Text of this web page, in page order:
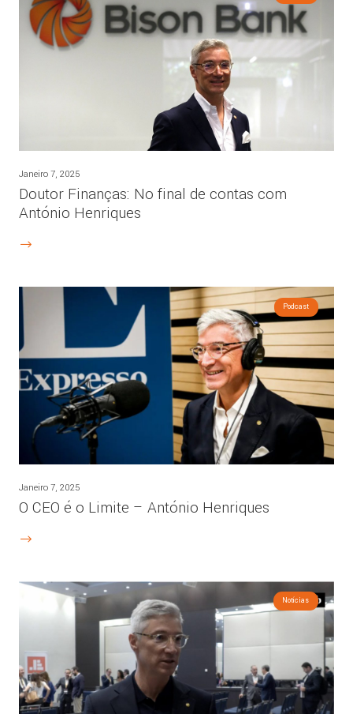
Janeiro 7, 2025
Doutor Finanças: No final de contas com
António Henriques
Podcast
Janeiro 7, 2025
O CEO é o Limite – António Henriques
Notícias